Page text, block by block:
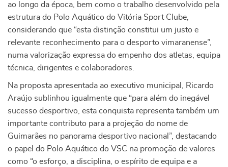
ao longo da época, bem como o trabalho desenvolvido pela
estrutura do Polo Aquático do Vitória Sport Clube,
considerando que “esta distinção constitui um justo e
relevante reconhecimento para o desporto vimaranense”,
numa valorização expressa do empenho dos atletas, equipa
técnica, dirigentes e colaboradores.
Na proposta apresentada ao executivo municipal, Ricardo
Araújo sublinhou igualmente que “para além do inegável
sucesso desportivo, esta conquista representa também um
importante contributo para a projeção do nome de
Guimarães no panorama desportivo nacional”, destacando
o papel do Polo Aquático do VSC na promoção de valores
como “o esforço, a disciplina, o espírito de equipa e a